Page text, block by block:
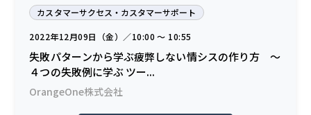
カスタマーサクセス・カスタマーサポート
2022年12月09日（金）／10:00 〜 10:55
失敗パターンから学ぶ疲弊しない情シスの作り方 ～
４つの失敗例に学ぶ ツー...
OrangeOne株式会社